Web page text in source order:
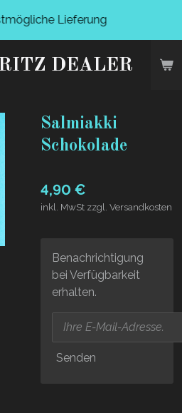
DEALER
Lieferung
Salmiakki
Schokolade
4,90 €
inkl. MwSt zzgl. Versandkosten
Benachrichtigung
bei Verfügbarkeit
erhalten.
Senden